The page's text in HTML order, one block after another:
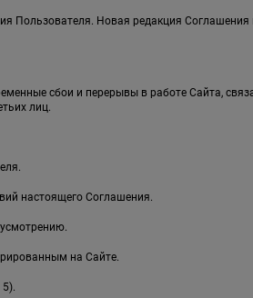
Пользователя. Новая редакция Соглашения
сбои и перерывы в работе Сайта,
лиц.
настоящего Соглашения.
на Сайте.